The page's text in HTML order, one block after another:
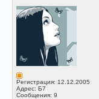
Регистрация: 12.12.2005
Адрес: Б7
Сообщения: 9